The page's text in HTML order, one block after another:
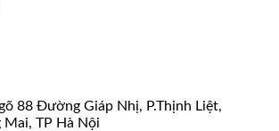
88 Đường Giáp Nhị, P.Thịnh Liệt,
Mai, TP Hà Nội